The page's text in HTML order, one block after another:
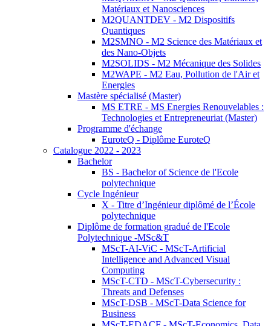
Matériaux et Nanosciences
M2QUANTDEV - M2 Dispositifs
Quantiques
M2SMNO - M2 Science des Matériaux et
des Nano-Objets
M2SOLIDS - M2 Mécanique des Solides
M2WAPE - M2 Eau, Pollution de l'Air et
Energies
Mastère spécialisé (Master)
MS ETRE - MS Energies Renouvelables :
Technologies et Entrepreneuriat (Master)
Programme d'échange
EuroteQ - Diplôme EuroteQ
Catalogue 2022 - 2023
Bachelor
BS - Bachelor of Science de l'Ecole
polytechnique
Cycle Ingénieur
X - Titre d’Ingénieur diplômé de l’École
polytechnique
Diplôme de formation gradué de l'Ecole
Polytechnique -MSc&T
MScT-AI-ViC - MScT-Artificial
Intelligence and Advanced Visual
Computing
MScT-CTD - MScT-Cybersecurity :
Threats and Defenses
MScT-DSB - MScT-Data Science for
Business